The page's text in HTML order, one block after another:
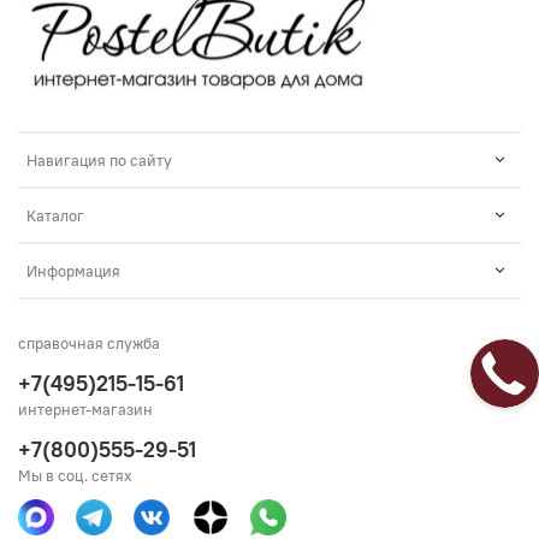
Навигация по сайту
Каталог
Информация
справочная служба
+7(495)215-15-61
интернет-магазин
+7(800)555-29-51
Мы в соц. сетях